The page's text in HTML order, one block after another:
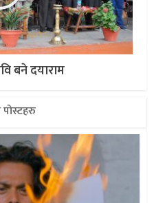
बने दयाराम
पोस्टहरु